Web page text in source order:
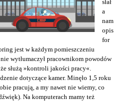
słał
a
nam
opis
for
jest w każdym pomieszczeniu
wytłumaczył pracownikom powodów
służą »kontroli jakości pracy«.
dotyczące kamer. Minęło 1,5 roku
pracują, a my nawet nie wiemy, co
Na komputerach mamy też